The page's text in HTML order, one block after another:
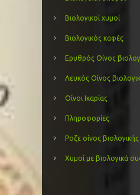
Βιολογικοί χυμοί
Βιολογικός καφές
Ερυθρός Οίνος
Λευκός Οίνος
Οίνοι Ικαρίας
Πληροφορίες
Ροζε οίνος
Χυμοί με βιολογικά